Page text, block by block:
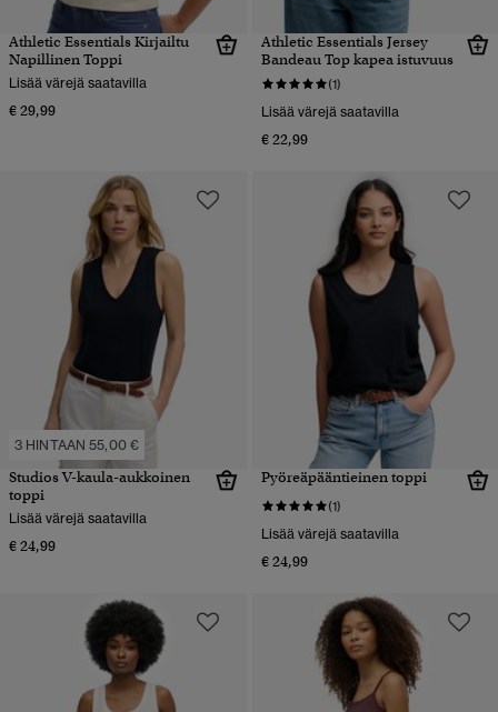
Athletic Essentials Kirjailtu
Napillinen Toppi
Lisää värejä saatavilla
€ 29,99
Athletic Essentials Jersey
Bandeau Top kapea istuvuus
(1)
Lisää värejä saatavilla
€ 22,99
3 HINTAAN 55,00 €
Studios V-kaula-aukkoinen
toppi
Lisää värejä saatavilla
€ 24,99
Pyöreäpääntieinen toppi
(1)
Lisää värejä saatavilla
€ 24,99